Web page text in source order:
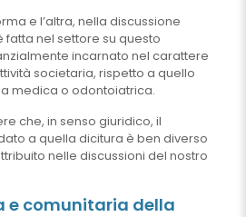
e l’altra, nella discussione
nel settore su questo
incarnato nel carattere
societaria, rispetto a quello
medica o odontoiatrica.
che, in senso giuridico, il
a quella dicitura è ben diverso
nelle discussioni del nostro
e comunitaria della